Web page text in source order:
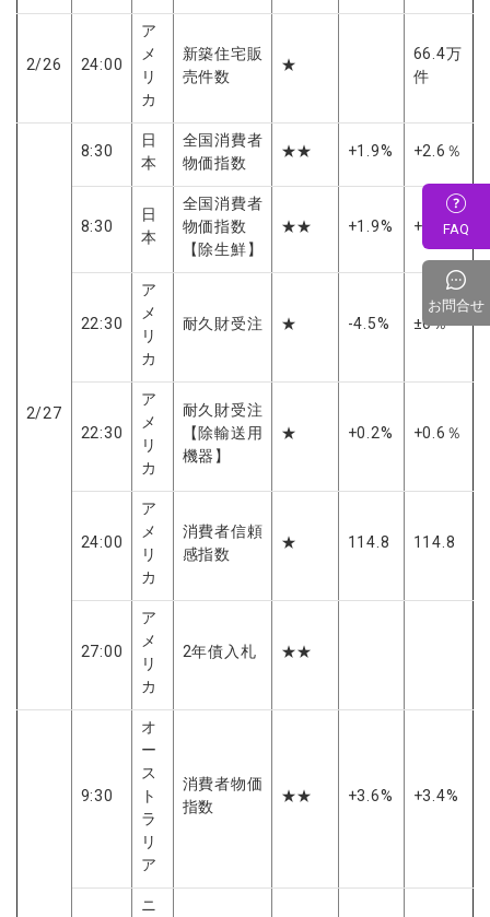
2/26 24:00
ア
メ
リ
カ
新築住宅販
売件数
★
66.4万
件
2/27
8:30
日
本
全国消費者
物価指数
★★ +1.9% +2.6％
8:30
日
本
全国消費者
物価指数
【除生鮮】
★★ +1.9% +2.3%
22:30
ア
メ
リ
カ
耐久財受注 ★ -4.5% ±0％
22:30
ア
メ
リ
カ
耐久財受注
【除輸送用
機器】
★ +0.2% +0.6％
24:00
ア
メ
リ
カ
消費者信頼
感指数
★ 114.8 114.8
27:00
ア
メ
リ
カ
2年債入札 ★★
9:30
オ
ー
ス
ト
ラ
リ
ア
消費者物価
指数
★★ +3.6% +3.4%
ニ
FAQ
お問合せ